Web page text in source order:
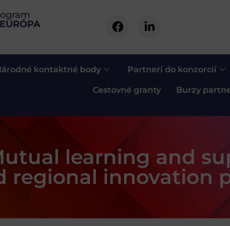
kontaktné body Partneri do konzorcií
Cestovné granty Burzy
learning and
regional innovation